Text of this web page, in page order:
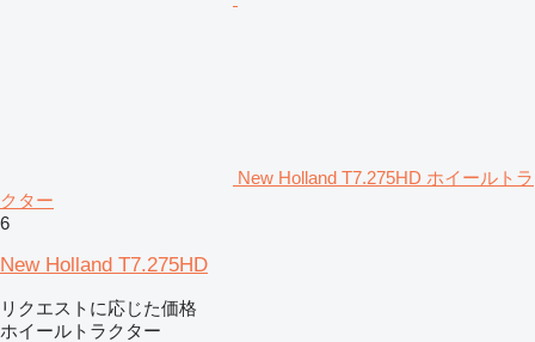
New Holland T7.275HD ホイールトラ
クター
6
New Holland T7.275HD
リクエストに応じた価格
ホイールトラクター